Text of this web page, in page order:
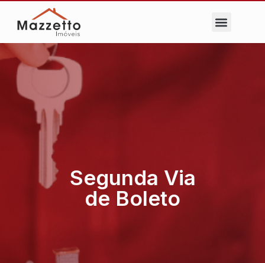
Segunda Via
de Boleto